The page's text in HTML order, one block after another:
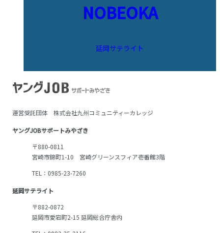
NOBEOKA
延岡サテライト
運営受託団体 株式会社九州コミュニティーカレッジ
ヤングJOBサポートみやざき
〒880-0811
宮崎市錦町1-10 宮崎グリーンスフィア壱番館3階
TEL：0985-23-7260
延岡サテライト
〒882-0872
延岡市愛宕町2-15 延岡総合庁舎内